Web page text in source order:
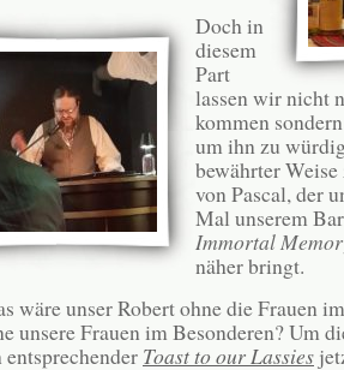
Doch in
diesem
Part
lassen wir nicht
kommen
um ihn zu
bewährter
von Pascal, der
Mal unserem
Immortal
näher bringt.
wäre unser Robert ohne die Frauen
unsere Frauen im Besonderen? Um
Toast to our Lassies